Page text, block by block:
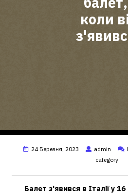
коли
24 Березня, 2023 admin
category
Балет з'явився в Італії у 16